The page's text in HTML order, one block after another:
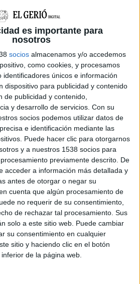
es importante para
nosotros
socios almacenamos y/o accedemos
como cookies, y procesamos
identificadores únicos e información
dispositivo para publicidad y contenido
de publicidad y contenido,
y desarrollo de servicios. Con su
socios podemos utilizar datos de
e identificación mediante las
Puede hacer clic para otorgarnos
y a nuestros 1538 socios para
previamente descrito. De
acceder a información más detallada y
antes de otorgar o negar su
cuenta que algún procesamiento de
no requerir de su consentimiento,
de rechazar tal procesamiento. Sus
solo a este sitio web. Puede cambiar
su consentimiento en cualquier
sitio y haciendo clic en el botón
de la página web.
Girona com a
nivell internacional i